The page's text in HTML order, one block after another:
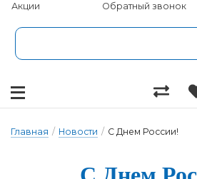
Акции Обратный звонок
Главная / Новости / С Днем России!